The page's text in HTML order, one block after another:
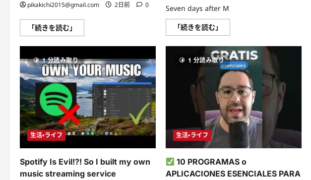
pikakichi2015@gmail.com 2日前 0
「続きを読む」
365
Word
Translation
Feature
に
つ
い
て
さ
ら
に
読
む
Seven days after M
「続きを読む」
Did
Again…
に
つ
い
て
ら
に
読
む
1 分読み取り
生活・ライフ
Spotify Is Evil!?! So I built my own
music streaming service
1 分読み取り
生活・ライフ
10 PROGRAMAS o
APLICACIONES ESENCIALES PARA